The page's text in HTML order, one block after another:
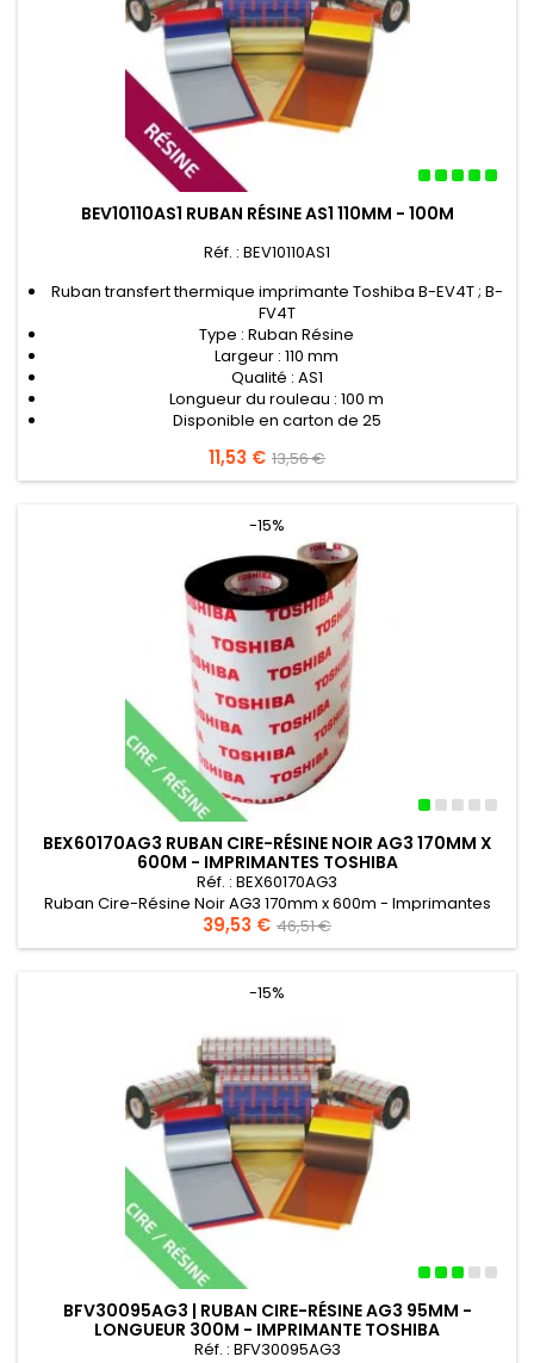
BEV10110AS1 RUBAN RÉSINE AS1 110MM - 100M
Réf. : BEV10110AS1
Ruban transfert thermique imprimante Toshiba B-EV4T ; B-
FV4T
Type : Ruban Résine
Largeur : 110 mm
Qualité : AS1
Longueur du rouleau : 100 m
Disponible en carton de 25
Prix
11,53 € Prix
de
13,56 €
-15%
BEX60170AG3 RUBAN CIRE-RÉSINE NOIR AG3 170MM X
600M - IMPRIMANTES TOSHIBA
Réf. : BEX60170AG3
Ruban Cire-Résine Noir AG3 170mm x 600m - Imprimantes
TOSHIBA
Prix
39,53 € Prix
de
46,51 €
-15%
BFV30095AG3 | RUBAN CIRE-RÉSINE AG3 95MM -
LONGUEUR 300M - IMPRIMANTE TOSHIBA
Réf. : BFV30095AG3